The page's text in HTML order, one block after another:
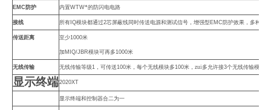
EMC 防护 内置WTW*的防闪电电路
接线 所有 IQ模块都通过2芯屏蔽线同时传送电源和测试信号，增强型 EMC 防护效果，多种接
传送距离 至少1000米
加 MIQ/JBR模块可再多 1000米
无线传输 无线传输等级 1 ，可传送 100米，每个无线模块多 100米，zui多允许接3个无线传输模块
显示终端2020XT
显示终端和控制器合二为一